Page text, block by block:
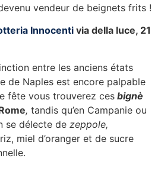
vendeur de beignets frits !
Innocentivia della luce, 21
entre les anciens états
de Naples est encore palpable
fête vous trouverez ces bignè
, tandis qu’en Campanie ou
se délecte de zeppole,
miel d’oranger et de sucre